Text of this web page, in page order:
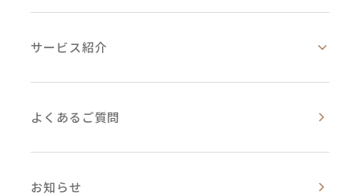
サービス紹介
よくあるご質問
お知らせ